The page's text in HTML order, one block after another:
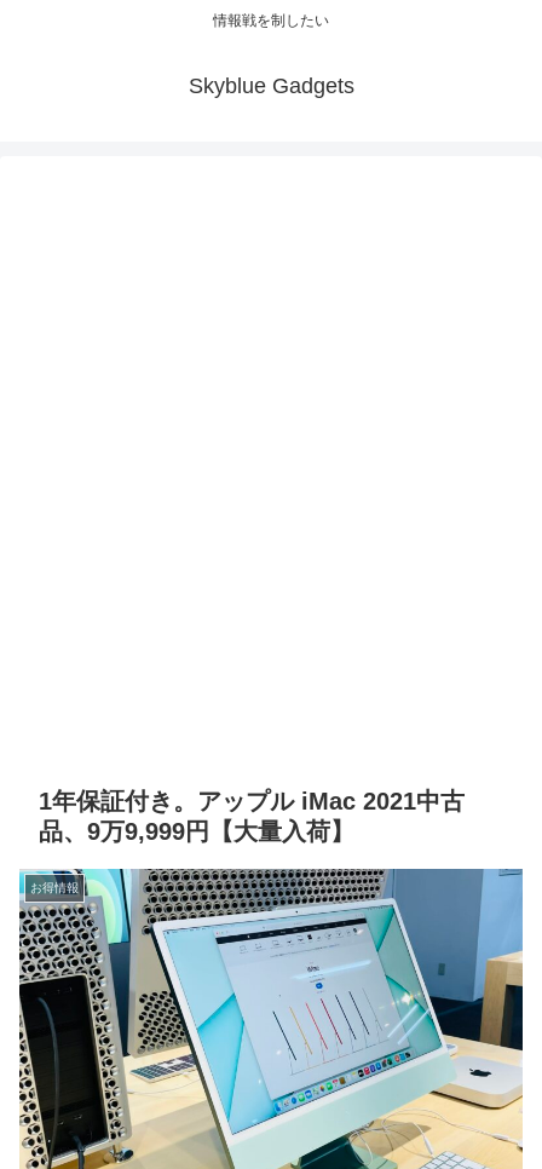
情報戦を制したい
Skyblue Gadgets
1年保証付き。アップル iMac 2021中古
品、9万9,999円【大量入荷】
お得情報